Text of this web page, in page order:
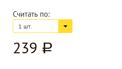
Считать по:
1 шт.
239 a